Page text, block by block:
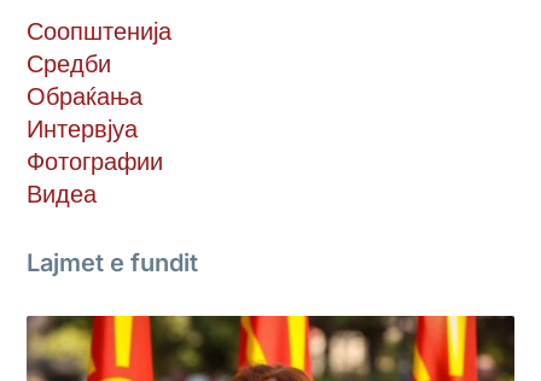
Соопштенија
Средби
Обраќања
Интервјуа
Фотографии
Видеа
Lajmet e fundit